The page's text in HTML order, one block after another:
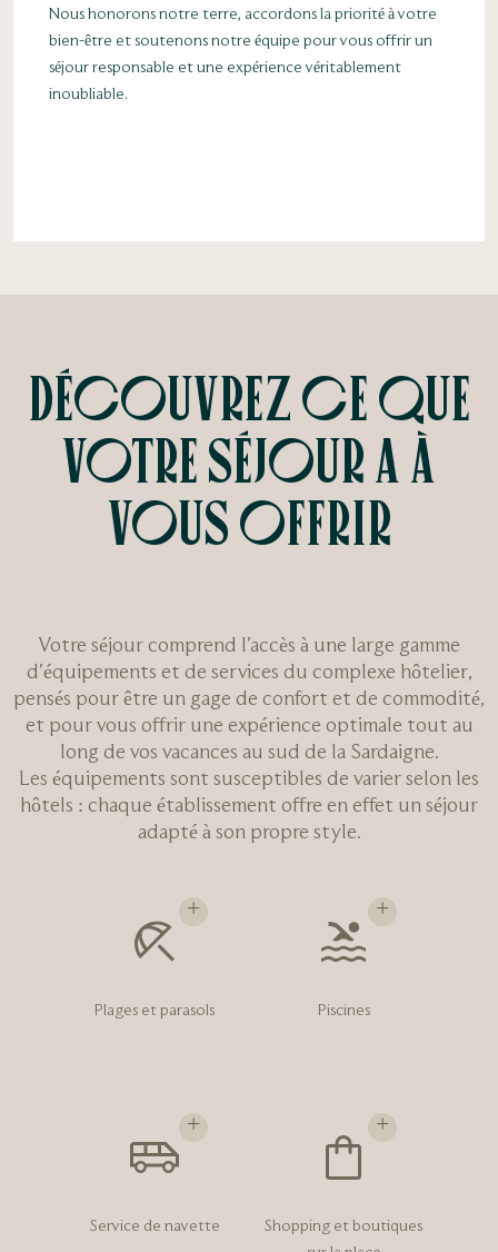
Nous honorons notre terre, accordons la priorité à votre
bien-être et soutenons notre équipe pour vous offrir un
séjour responsable et une expérience véritablement
inoubliable.
DÉCOUVREZ CE QUE
VOTRE SÉJOUR A À
VOUS OFFRIR
Votre séjour comprend l’accès à une large gamme
d’équipements et de services du complexe hôtelier,
pensés pour être un gage de confort et de commodité,
et pour vous offrir une expérience optimale tout au
long de vos vacances au sud de la Sardaigne.
Les équipements sont susceptibles de varier selon les
hôtels : chaque établissement offre en effet un séjour
adapté à son propre style.
Plages et parasols Piscines
Service de navette
Shopping et boutiques